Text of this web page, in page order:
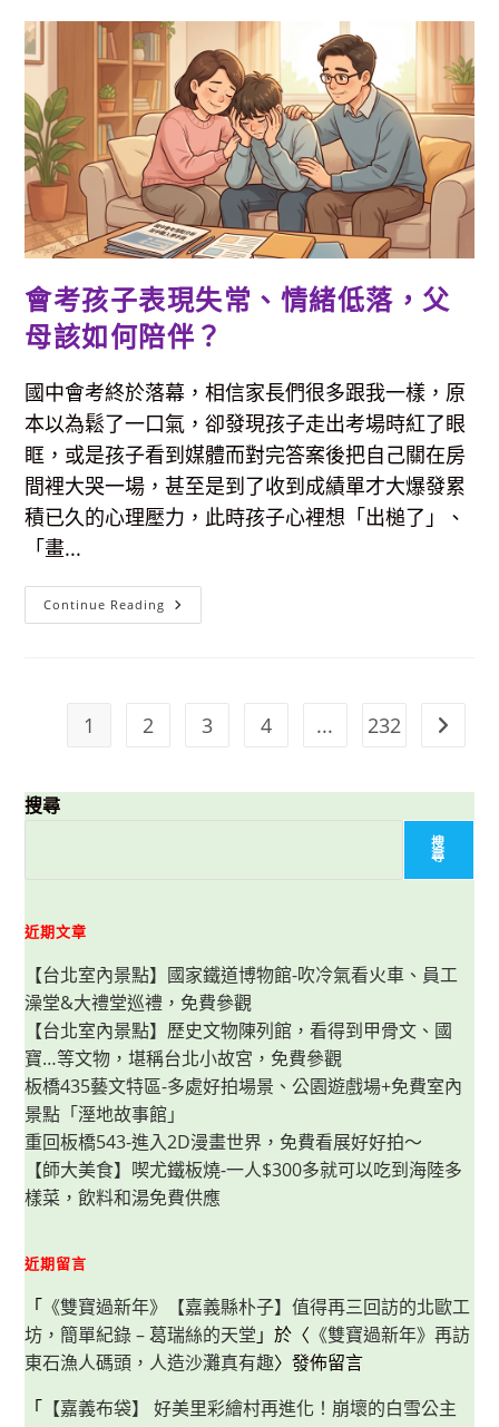
國
立
臺
灣
博
物
館
本
館-
大
型
動
物
場
景
好
照
+4
層
樓
逛
累，
還
有
環
形
劇
場
看
動
畫
會考孩子表現失常、情緒低落，父
母該如何陪伴？
國中會考終於落幕，相信家長們很多跟我一樣，原
本以為鬆了一口氣，卻發現孩子走出考場時紅了眼
眶，或是孩子看到媒體而對完答案後把自己關在房
間裡大哭一場，甚至是到了收到成績單才大爆發累
積已久的心理壓力，此時孩子心裡想「出槌了」、
「畫...
Continue Reading 會
考
父
1 2 3 4 ... 232 Go to
搜尋
搜
尋
近期文章
【台北室內景點】國家鐵道博物館-吹冷氣看火車、員工
澡堂&大禮堂巡禮，免費參觀
【台北室內景點】歷史文物陳列館，看得到甲骨文、國
寶…等文物，堪稱台北小故宮，免費參觀
板橋435藝文特區-多處好拍場景、公園遊戲場+免費室內
景點「溼地故事館」
重回板橋543-進入2D漫畫世界，免費看展好好拍～
【師大美食】喫尤鐵板燒-一人$300多就可以吃到海陸多
樣菜，飲料和湯免費供應
近期留言
「 《雙寶過新年》【嘉義縣朴子】值得再三回訪的北歐工
坊，簡單紀錄 – 葛瑞絲的天堂 」於〈 《雙寶過新年》再訪
東石漁人碼頭，人造沙灘真有趣〉發佈留言
「 【嘉義布袋】 好美里彩繪村再進化！崩壞的白雪公主